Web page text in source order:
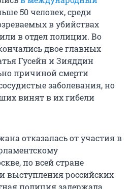
50 человек, среди
в убийствах
в отдел полиции. Во
двое главных
Гусейн и Зияддин
причиной смерти
заболевания, но
винят в их гибели
отказалась от участия в
по всей стране
выступления российских
полиция задержала